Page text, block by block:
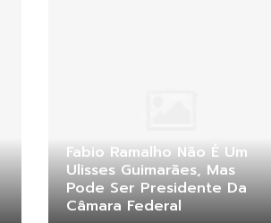
Fabio Ramalho Não É Um
Ulisses Guimarães, Mas
Pode Ser Presidente Da
Câmara Federal